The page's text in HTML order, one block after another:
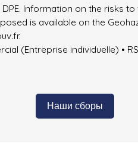
Information on the risks to
is available on the
(Entreprise individuelle) •
Наши сборы